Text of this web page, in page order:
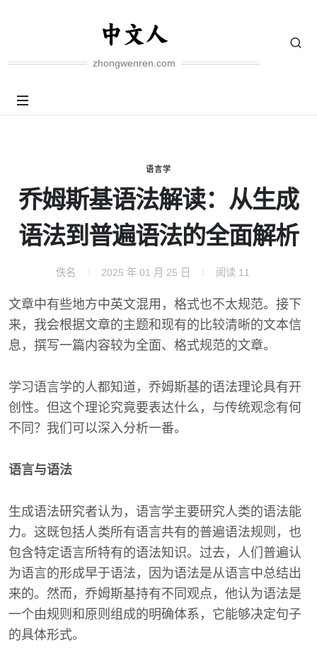
zhongwenren.com
语言学
乔姆斯基语法解读：从生成
语法到普遍语法的全面解析
佚名 2025 年 01 月 25 日 阅读 11
文章中有些地方中英文混用，格式也不太规范。接下
来，我会根据文章的主题和现有的比较清晰的文本信
息，撰写一篇内容较为全面、格式规范的文章。
学习语言学的人都知道，乔姆斯基的语法理论具有开
创性。但这个理论究竟要表达什么，与传统观念有何
不同？我们可以深入分析一番。
语言与语法
生成语法研究者认为，语言学主要研究人类的语法能
力。这既包括人类所有语言共有的普遍语法规则，也
包含特定语言所特有的语法知识。过去，人们普遍认
为语言的形成早于语法，因为语法是从语言中总结出
来的。然而，乔姆斯基持有不同观点，他认为语法是
一个由规则和原则组成的明确体系，它能够决定句子
的具体形式。